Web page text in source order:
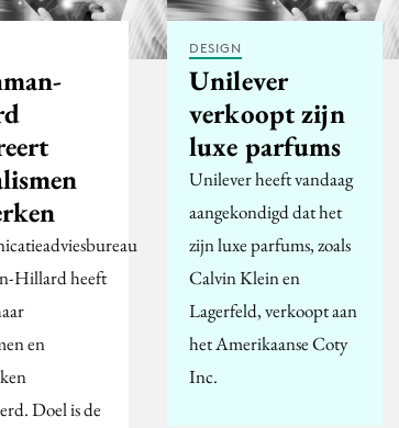
Hillard heeft
en
Doel is de
DESIGN
Unilever
verkoopt zijn
luxe parfums
Unilever heeft vandaag
aangekondigd dat het
zijn luxe parfums, zoals
Calvin Klein en
Lagerfeld, verkoopt aan
het Amerikaanse Coty
Inc.